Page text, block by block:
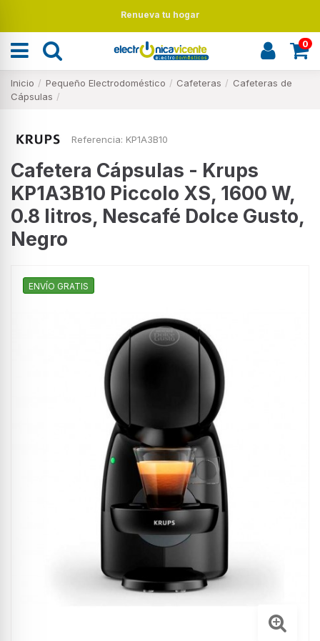
Renueva tu hogar
0
Inicio Pequeño Electrodoméstico Cafeteras
Cafeteras de
Cápsulas
Referencia: KP1A3B10
Cafetera Cápsulas - Krups
KP1A3B10 Piccolo XS, 1600 W,
0.8 litros, Nescafé Dolce Gusto,
Negro
ENVÍO GRATIS